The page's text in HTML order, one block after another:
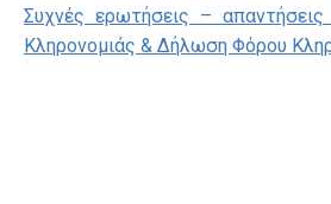
Συχνές ερωτήσεις –
Κληρονομιάς & Δήλωση Φόρου